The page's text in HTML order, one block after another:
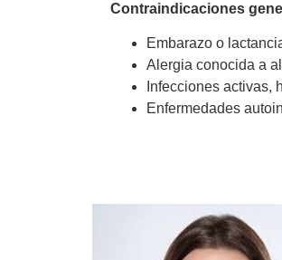
Contraindicaciones
Embarazo o
Alergia conocida a
Infecciones activas,
Enfermedades